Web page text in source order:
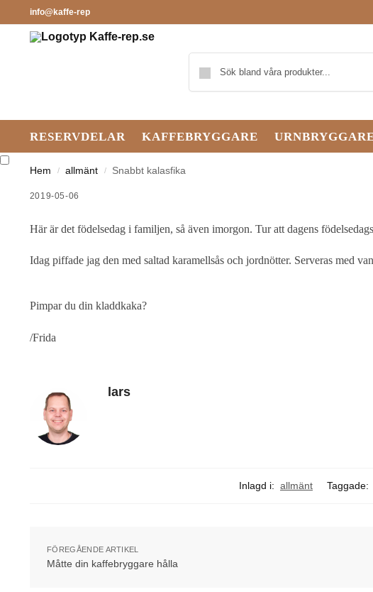
info@kaffe-rep
RESERVDELAR KAFFEBRYGGARE
Hem / allmänt / Snabbt kalasfika
2019-05-06
Här är det födelsedag i familjen, så även imorgon. Tur att dagens
Idag piffade jag den med saltad karamellsås och jordnötter. Serveras med
Pimpar du din kladdkaka?
/Frida
lars
Inlagd i: allmänt Taggade:
FÖREGÅENDE ARTIKEL
Måtte din kaffebryggare hålla